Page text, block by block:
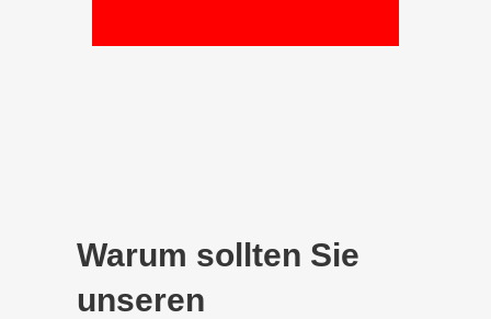
Warum sollten Sie
unseren